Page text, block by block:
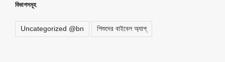
বিভাগসমূহ
Uncategorized @bn শিশুদের বাইবেল অ্যাপ্